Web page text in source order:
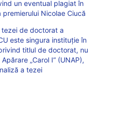
un eventual plagiat în
Nicolae Ciucă
tezei de doctorat a
este singura instituție în
titlul de doctorat, nu
„Carol I” (UNAP),
a tezei